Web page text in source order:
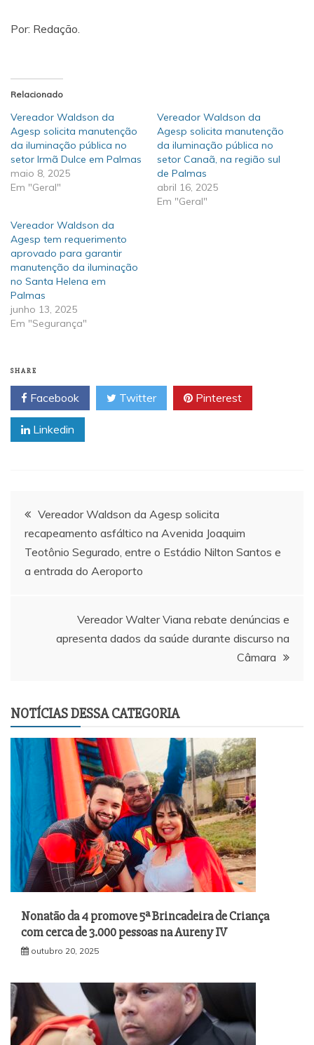
Por: Redação.
Relacionado
Vereador Waldson da
Agesp solicita manutenção
da iluminação pública no
setor Irmã Dulce em Palmas
maio 8, 2025
Em "Geral"
Vereador Waldson da
Agesp solicita manutenção
da iluminação pública no
setor Canaã, na região sul
de Palmas
abril 16, 2025
Em "Geral"
Vereador Waldson da
Agesp tem requerimento
aprovado para garantir
manutenção da iluminação
no Santa Helena em
Palmas
junho 13, 2025
Em "Segurança"
SHARE
Facebook Twitter Pinterest
Linkedin
Navegação
de
Post
Vereador Waldson da Agesp solicita
recapeamento asfáltico na Avenida Joaquim
Teotônio Segurado, entre o Estádio Nilton Santos e
a entrada do Aeroporto
Vereador Walter Viana rebate denúncias e
apresenta dados da saúde durante discurso na
Câmara
NOTÍCIAS DESSA CATEGORIA
Nonatão da 4 promove 5ª Brincadeira de Criança
com cerca de 3.000 pessoas na Aureny IV
outubro 20, 2025